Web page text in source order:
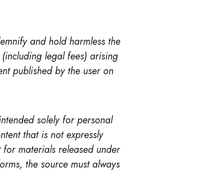
and hold harmless the
legal fees) arising
published by the user on
solely for personal
that is not expressly
materials released under
the source must always